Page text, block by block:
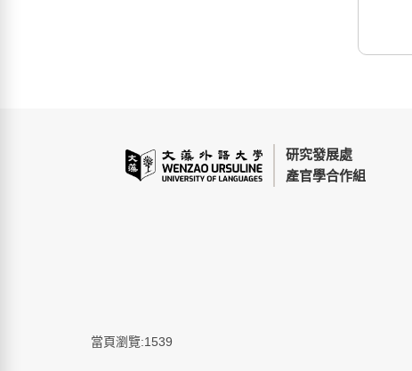
研究發展處
產官學合作組
當頁瀏覽:1539